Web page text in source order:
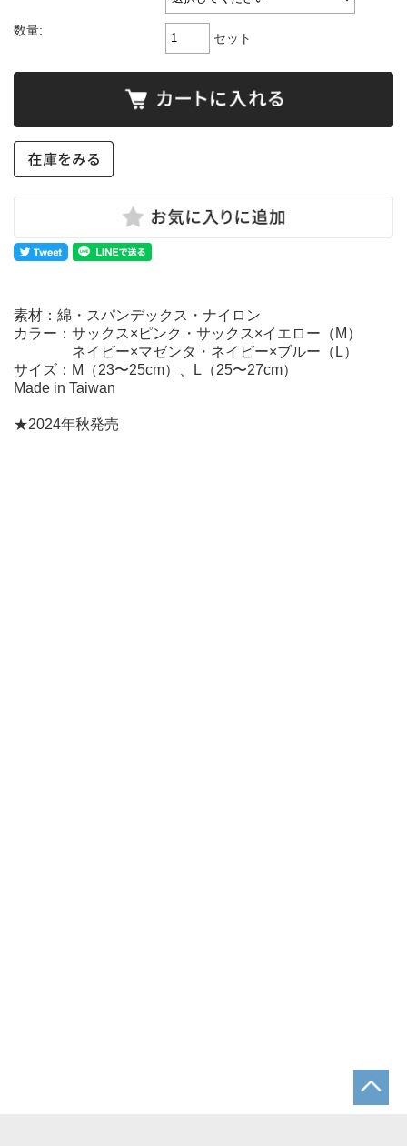
数量:
セット
素材：綿・スパンデックス・ナイロン
カラー：サックス×ピンク・サックス×イエロー（M）
ネイビー×マゼンタ・ネイビー×ブルー（L）
サイズ：M（23〜25cm）、L（25〜27cm）
Made in Taiwan
★2024年秋発売